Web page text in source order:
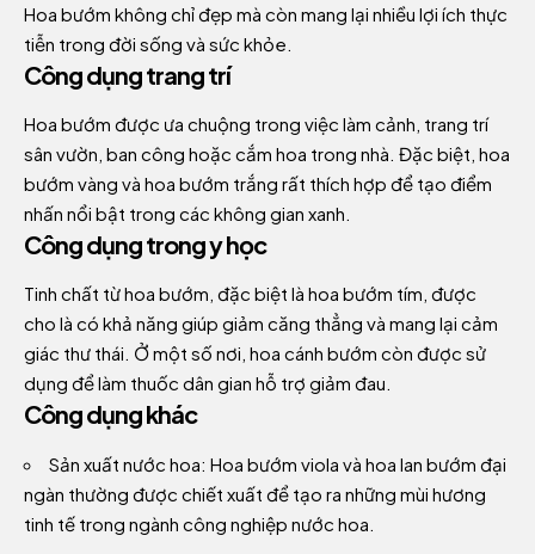
Hoa bướm không chỉ đẹp mà còn mang lại nhiều lợi ích thực
tiễn trong đời sống và sức khỏe.
Công dụng trang trí
Hoa bướm được ưa chuộng trong việc làm cảnh, trang trí
sân vườn, ban công hoặc cắm hoa trong nhà. Đặc biệt, hoa
bướm vàng và hoa bướm trắng rất thích hợp để tạo điểm
nhấn nổi bật trong các không gian xanh.
Công dụng trong y học
Tinh chất từ hoa bướm, đặc biệt là hoa bướm tím, được
cho là có khả năng giúp giảm căng thẳng và mang lại cảm
giác thư thái. Ở một số nơi, hoa cánh bướm còn được sử
dụng để làm thuốc dân gian hỗ trợ giảm đau.
Công dụng khác
Sản xuất nước hoa: Hoa bướm viola và hoa lan bướm đại
ngàn thường được chiết xuất để tạo ra những mùi hương
tinh tế trong ngành công nghiệp nước hoa.